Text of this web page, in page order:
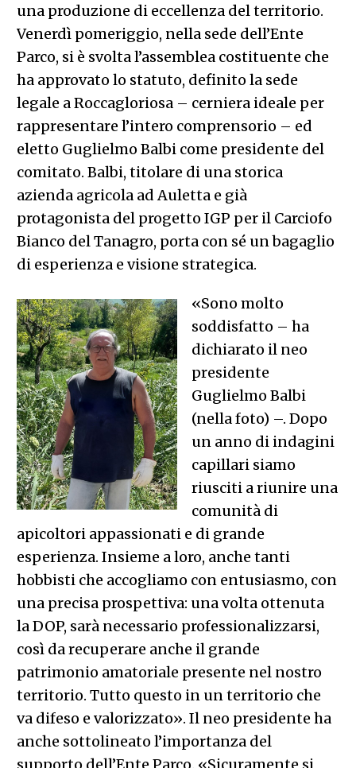
una produzione di eccellenza del territorio.
Venerdì pomeriggio, nella sede dell’Ente
Parco, si è svolta l’assemblea costituente che
ha approvato lo statuto, definito la sede
legale a Roccagloriosa – cerniera ideale per
rappresentare l’intero comprensorio – ed
eletto Guglielmo Balbi come presidente del
comitato. Balbi, titolare di una storica
azienda agricola ad Auletta e già
protagonista del progetto IGP per il Carciofo
Bianco del Tanagro, porta con sé un bagaglio
di esperienza e visione strategica.
«Sono molto
soddisfatto – ha
dichiarato il neo
presidente
Guglielmo Balbi
(nella foto) –. Dopo
un anno di indagini
capillari siamo
riusciti a riunire una
comunità di
apicoltori appassionati e di grande
esperienza. Insieme a loro, anche tanti
hobbisti che accogliamo con entusiasmo, con
una precisa prospettiva: una volta ottenuta
la DOP, sarà necessario professionalizzarsi,
così da recuperare anche il grande
patrimonio amatoriale presente nel nostro
territorio. Tutto questo in un territorio che
va difeso e valorizzato». Il neo presidente ha
anche sottolineato l’importanza del